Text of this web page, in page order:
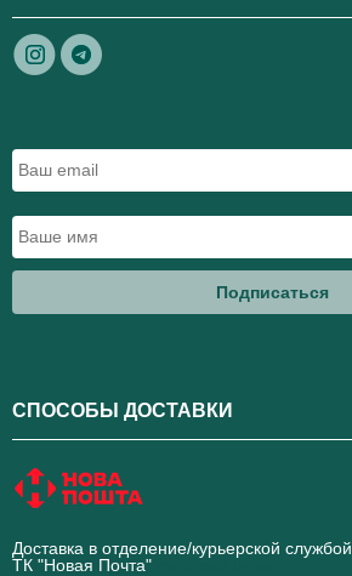
Подписаться
СПОСОБЫ ДОСТАВКИ
Доставка в отделение/курьерской службой
ТК "Новая Почта"